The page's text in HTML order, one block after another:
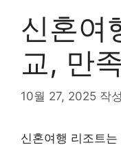
신혼여
교, 만
10월 27, 2025 작
신혼여행 리조트